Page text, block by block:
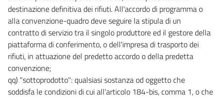
119
120
121
122
123
CAPO II
AUTORIZZAZIONE AGLI SCARICHI
destinazione definitiva dei rifiuti. All'accordo di programma o
alla convenzione-quadro deve seguire la stipula di un
contratto di servizio tra il singolo produttore ed il gestore della
piattaforma di conferimento, o dell'impresa di trasporto dei
rifiuti, in attuazione del predetto accordo o della predetta
convenzione;
qq) "sottoprodotto": qualsiasi sostanza od oggetto che
soddisfa le condizioni di cui all'articolo 184-bis, comma 1, o che